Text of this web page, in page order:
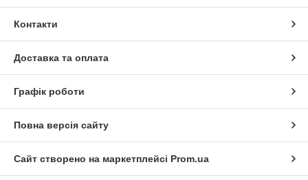
Контакти
Доставка та оплата
Графік роботи
Повна версія сайту
Сайт створено на маркетплейсі Prom.ua